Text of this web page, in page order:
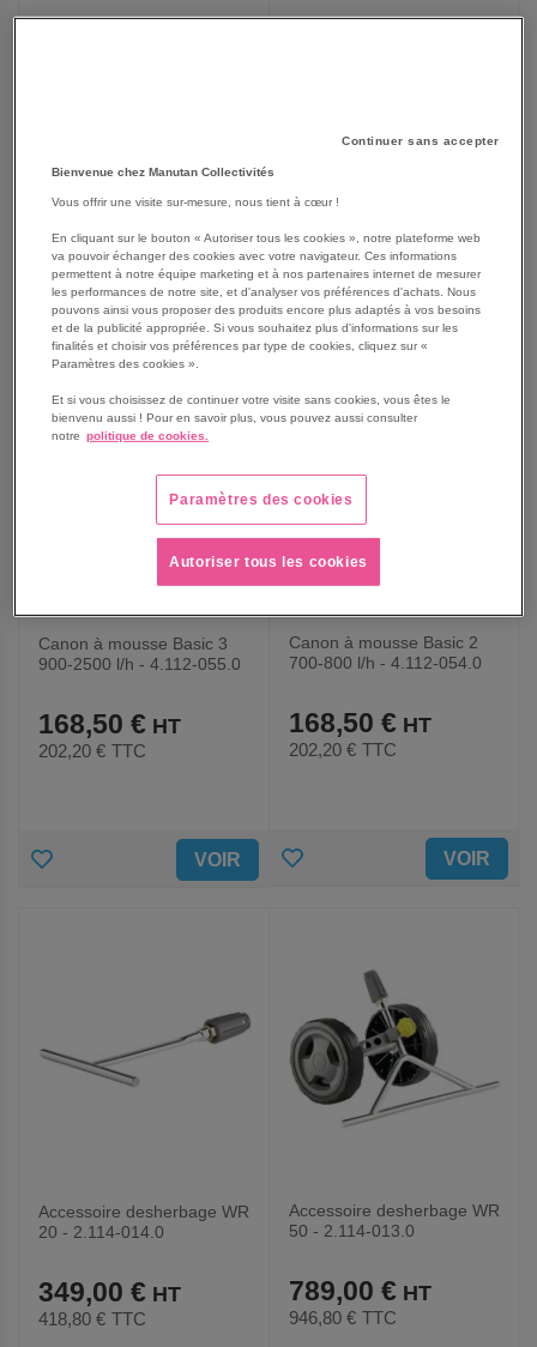
24,30 € TTC
AJOUTER
AUX
FAVORIS
VOIR
279,00 €
AJOUTER
AUX
VOIR
Canon à mousse Basic 3
900-2500 l/h - 4.112-055.0
168,50 €
202,20 € TTC
AJOUTER VOIR
Canon à mousse Basic 2
700-800 l/h - 4.112-054.0
168,50 €
202,20 € TTC
AJOUTER VOIR
Accessoire desherbage WR
20 - 2.114-014.0
349,00 €
418,80 € TTC
Accessoire desherbage WR
50 - 2.114-013.0
789,00 €
946,80 € TTC
Continuer sans accepter
Bienvenue chez Manutan Collectivités
Vous offrir une visite sur-mesure, nous tient à cœur !
En cliquant sur le bouton « Autoriser tous les cookies », notre plateforme web
va pouvoir échanger des cookies avec votre navigateur. Ces informations
permettent à notre équipe marketing et à nos partenaires internet de mesurer
les performances de notre site, et d'analyser vos préférences d'achats. Nous
pouvons ainsi vous proposer des produits encore plus adaptés à vos besoins
et de la publicité appropriée. Si vous souhaitez plus d'informations sur les
finalités et choisir vos préférences par type de cookies, cliquez sur «
Paramètres des cookies ».
Et si vous choisissez de continuer votre visite sans cookies, vous êtes le
bienvenu aussi ! Pour en savoir plus, vous pouvez aussi consulter
notre politique de cookies.
Paramètres des cookies
Autoriser tous les cookies